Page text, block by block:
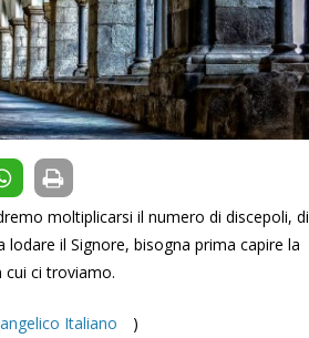
moltiplicarsi il numero di discepoli, di
lodare il Signore, bisogna prima capire la
cui ci troviamo.
Italiano
)